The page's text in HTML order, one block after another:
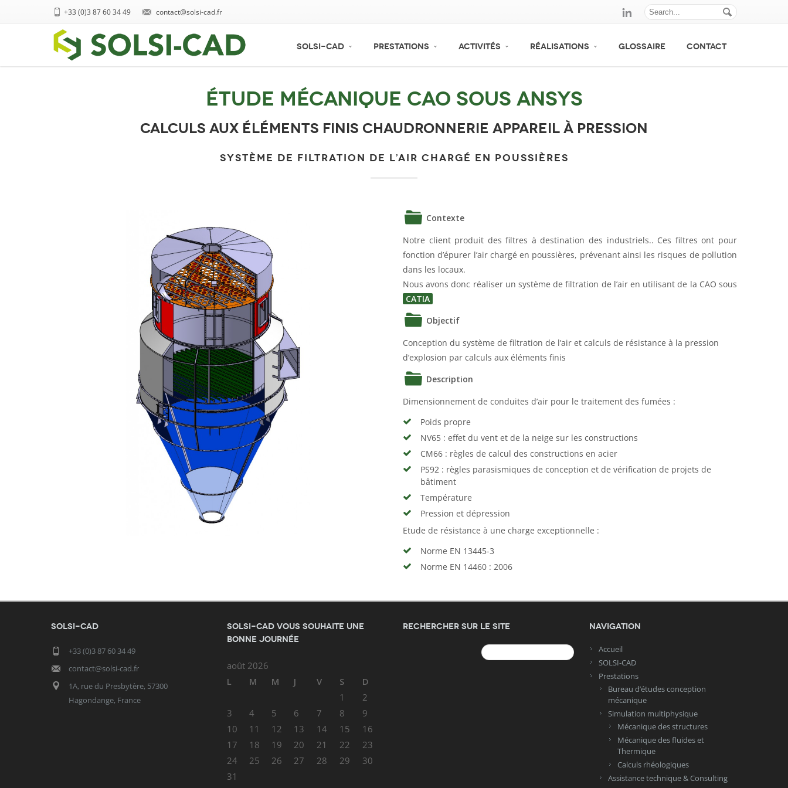
contact@solsi-cad.fr
+33 (0)3 87 60 34 49
SOLSI-CAD PRESTATIONS ACTIVITÉS RÉALISATIONS GLOSSAIRE CONTACT
Étude mécanique CAO sous Ansys
Calculs aux éléments finis chaudronnerie appareil à pression
SYSTÈME DE FILTRATION DE L’AIR CHARGÉ EN POUSSIÈRES
Contexte
Notre client produit des filtres à destination des industriels.. Ces filtres ont pour
fonction d’épurer l’air chargé en poussières, prévenant ainsi les risques de pollution
dans les locaux.
Nous avons donc réaliser un système de filtration de l’air en utilisant de la CAO sous
CATIA
Objectif
Conception du système de filtration de l’air et calculs de résistance à la pression
d’explosion par calculs aux éléments finis
Description
Dimensionnement de conduites d’air pour le traitement des fumées :
Poids propre
NV65 : effet du vent et de la neige sur les constructions
CM66 : règles de calcul des constructions en acier
PS92 : règles parasismiques de conception et de vérification de projets de
bâtiment
Température
Pression et dépression
Etude de résistance à une charge exceptionnelle :
Norme EN 13445-3
Norme EN 14460 : 2006
SOLSI-CAD
+33 (0)3 87 60 34 49
contact@solsi-cad.fr
1A, rue du Presbytère, 57300
Hagondange, France
SOLSI-CAD vous souhaite une
bonne journée
août 2026
L
M M J V S
D
1
2
3
4 5 6 7 8
9
10
11 12 13 14 15
16
17
18 19 20 21 22
23
24
25 26 27 28 29
30
31
Rechercher sur le site Navigation
Accueil
SOLSI-CAD
Prestations
Bureau d’études conception
mécanique
Simulation multiphysique
Mécanique des structures
Mécanique des fluides et
Thermique
Calculs rhéologiques
Assistance technique & Consulting